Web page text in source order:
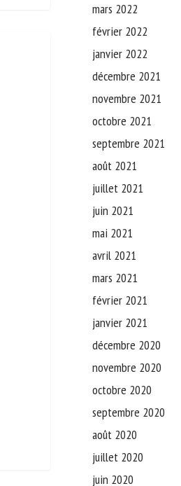
mars 2022
février 2022
janvier 2022
décembre 2021
novembre 2021
octobre 2021
septembre 2021
août 2021
juillet 2021
juin 2021
mai 2021
avril 2021
mars 2021
février 2021
janvier 2021
décembre 2020
novembre 2020
octobre 2020
septembre 2020
août 2020
juillet 2020
juin 2020